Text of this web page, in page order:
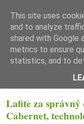
Lafite za správný
Cabernet,
This site uses
and to analyze
shared with Google
metrics to ensure
statistics, and to